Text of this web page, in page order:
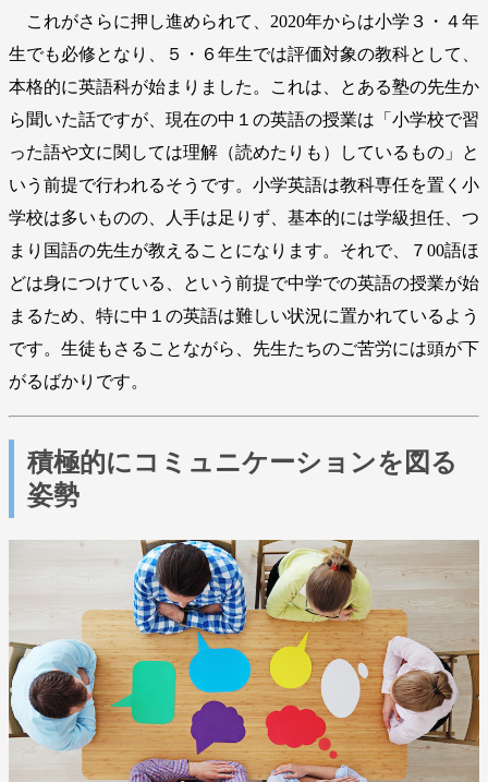
これがさらに押し進められて、2020年からは小学３・４年
生でも必修となり、５・６年生では評価対象の教科として、
本格的に英語科が始まりました。これは、とある塾の先生か
ら聞いた話ですが、現在の中１の英語の授業は「小学校で習
った語や文に関しては理解（読めたりも）しているもの」と
いう前提で行われるそうです。小学英語は教科専任を置く小
学校は多いものの、人手は足りず、基本的には学級担任、つ
まり国語の先生が教えることになります。それで、７00語ほ
どは身につけている、という前提で中学での英語の授業が始
まるため、特に中１の英語は難しい状況に置かれているよう
です。生徒もさることながら、先生たちのご苦労には頭が下
がるばかりです。
積極的にコミュニケーションを図る
姿勢